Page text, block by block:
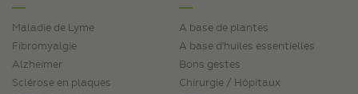
Maladie de Lyme
Fibromyalgie
Alzheimer
Sclérose en plaques
A base de plantes
A base d'huiles essentielles
Bons gestes
Chirurgie / Hôpitaux